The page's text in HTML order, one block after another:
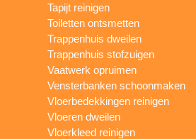
Tapijt reinigen
Toiletten ontsmetten
Trappenhuis dweilen
Trappenhuis stofzuigen
Vaatwerk opruimen
Vensterbanken schoonmaken
Vloerbedekkingen reinigen
Vloeren dweilen
Vloerkleed reinigen